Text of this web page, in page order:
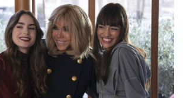
أسرار
متفرقات
نداء القرّاء